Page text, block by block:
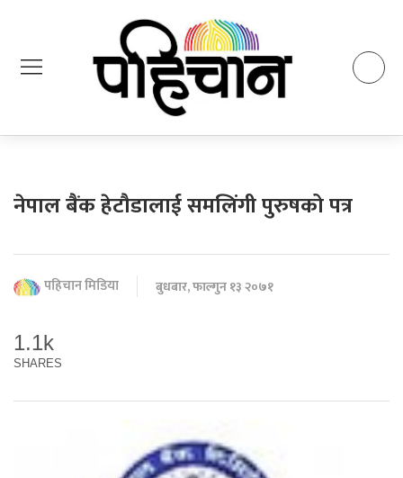
नेपाल बैंक हेटौडालाई समलिंगी पुरुषको पत्र
पहिचान मिडिया बुधबार, फाल्गुन १३ २०७१
1.1k
SHARES